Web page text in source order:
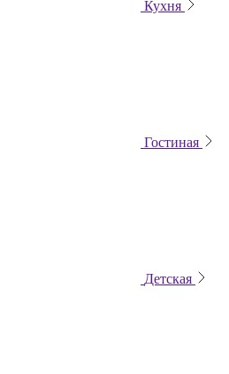
Кухня
Гостиная
Детская